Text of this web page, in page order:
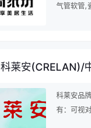
气管软管,
科莱安(CRELAN)/
科莱安品
有：可视